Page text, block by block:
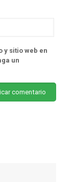
y sitio web en
un